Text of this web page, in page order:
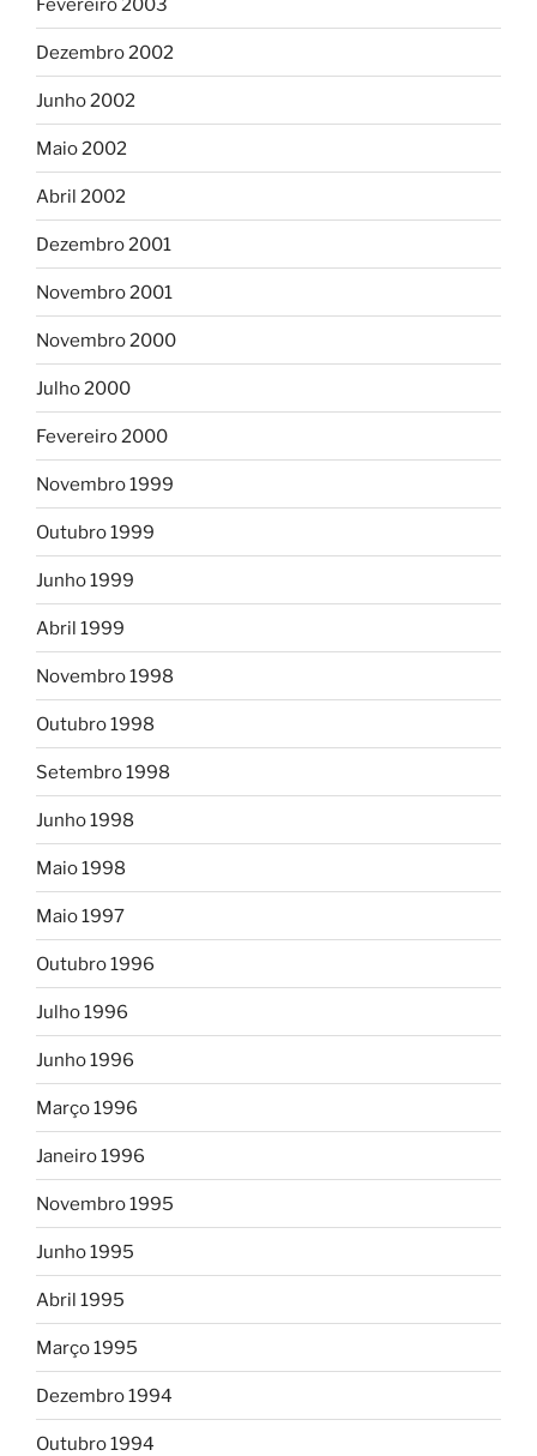
Fevereiro 2003
Dezembro 2002
Junho 2002
Maio 2002
Abril 2002
Dezembro 2001
Novembro 2001
Novembro 2000
Julho 2000
Fevereiro 2000
Novembro 1999
Outubro 1999
Junho 1999
Abril 1999
Novembro 1998
Outubro 1998
Setembro 1998
Junho 1998
Maio 1998
Maio 1997
Outubro 1996
Julho 1996
Junho 1996
Março 1996
Janeiro 1996
Novembro 1995
Junho 1995
Abril 1995
Março 1995
Dezembro 1994
Outubro 1994